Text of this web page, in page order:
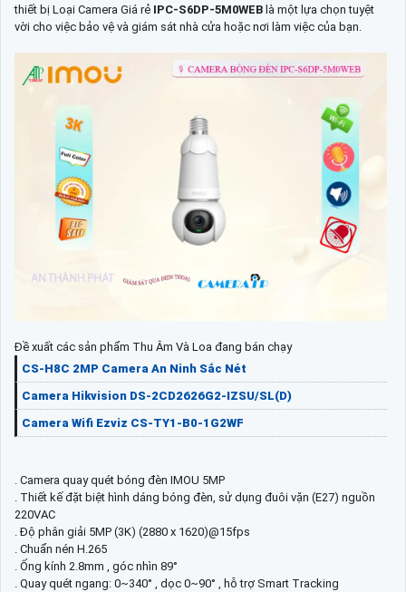
thiết bị Loại Camera Giá rẻ IPC-S6DP-5M0WEB là một lựa chọn tuyệt
vời cho việc bảo vệ và giám sát nhà cửa hoặc nơi làm việc của bạn.
Đề xuất các sản phẩm Thu Âm Và Loa đang bán chạy
CS-H8C 2MP Camera An Ninh Sắc Nét
Camera Hikvision DS-2CD2626G2-IZSU/SL(D)
Camera Wifi Ezviz CS-TY1-B0-1G2WF
. Camera quay quét bóng đèn IMOU 5MP
. Thiết kế đặt biệt hình dáng bóng đèn, sử dụng đuôi vặn (E27) nguồn
220VAC
. Độ phân giải 5MP (3K) (2880 x 1620)@15fps
. Chuẩn nén H.265
. Ống kính 2.8mm , góc nhìn 89°
. Quay quét ngang: 0~340° , dọc 0~90° , hỗ trợ Smart Tracking